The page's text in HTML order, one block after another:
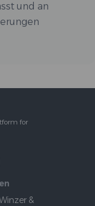
und an
for
&